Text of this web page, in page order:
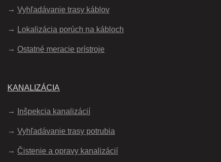
Vyhľadávanie trasy káblov
Lokalizácia porúch na kábloch
Ostatné meracie prístroje
KANALIZÁCIA
Inšpekcia kanalizácií
Vyhľadávanie trasy potrubia
Čistenie a opravy kanalizácií